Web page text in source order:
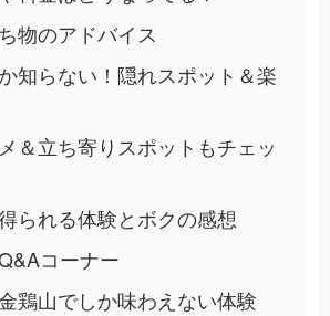
物のアドバイス
知らない！隠れスポット＆楽
＆立ち寄りスポットもチェッ
られる体験とボクの感想
コーナー
鶏山でしか味わえない体験